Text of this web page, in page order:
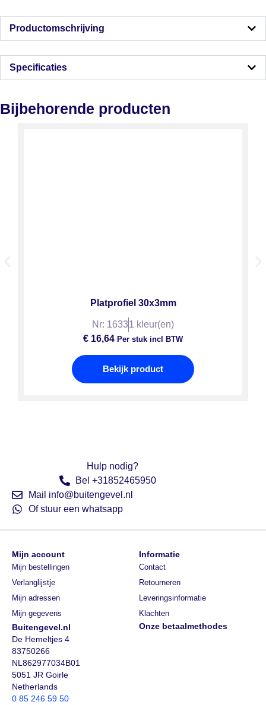
Productomschrijving
Specificaties
Bijbehorende producten
Platprofiel 30x3mm
Nr: 16331 kleur(en)
€ 16,64 Per stuk incl BTW
Bekijk product
Hulp nodig?
Bel +31852465950
Mail info@buitengevel.nl
Of stuur een whatsapp
Buitengevel.nl
De Hemeltjes 4
83750266
NL862977034B01
5051 JR Goirle
Netherlands
0 85 246 59 50
Onze betaalmethodes
Mijn account
Mijn bestellingen
Verlanglijstje
Mijn adressen
Mijn gegevens
Informatie
Contact
Retourneren
Leveringsinformatie
Klachten